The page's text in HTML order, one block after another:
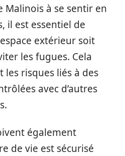
à se sentir en
il est essentiel de
extérieur soit
les fugues. Cela
risques liés à des
avec d’autres
également
de vie est sécurisé